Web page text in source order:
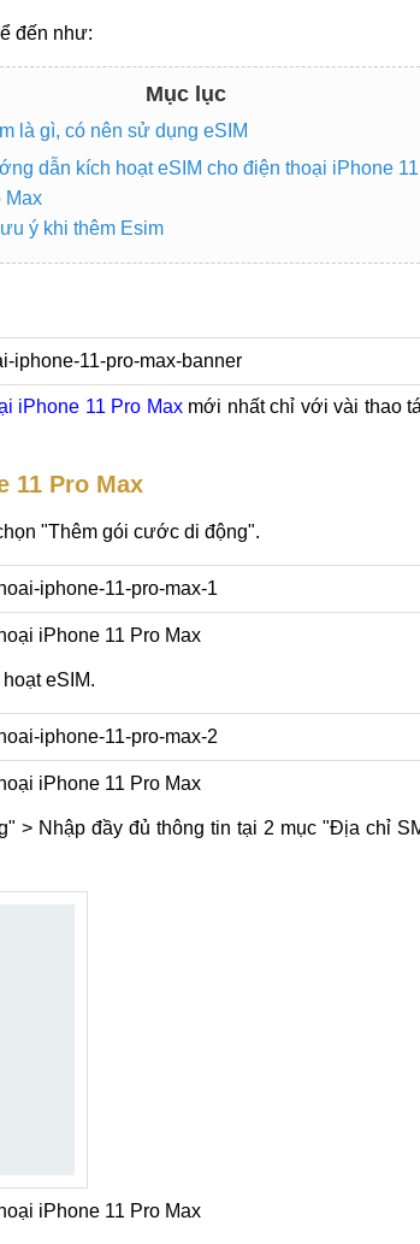
đến như:
Mục lục
là gì, có nên sử dụng eSIM
dẫn kích hoạt eSIM cho điện thoại iPhone 11
Max
ý khi thêm Esim
iPhone 11 Pro Maxmới nhất chỉ với vài thao
11 Pro Max
"Thêm gói cước di động".
iPhone 11 Pro Max
eSIM.
iPhone 11 Pro Max
> Nhập đầy đủ thông tin tại 2 mục "Địa chỉ
iPhone 11 Pro Max